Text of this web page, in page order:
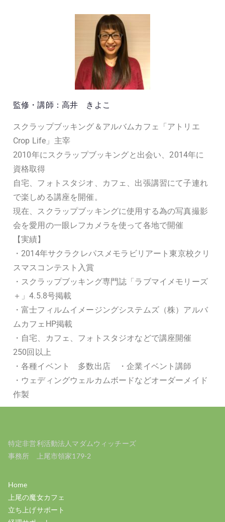
監修・講師：高井 きよこ
スクラップブッキング＆アルバムカフェ「アトリエ
Crop Life」主宰
2010年にスクラップブッキングと出会い、2014年に
資格取得
自宅、フォトスタジオ、カフェ、出張講習にて子連れ
で楽しめる講座を開催。
現在、スクラップブッキングに使用する為の写真撮影
会を愛用の一眼レフカメラを使って各地で開催
【実績】
・2014年サクラクレパスメモラビリアート東京校クリ
スマスコンテスト入賞
・スクラップブッキング専門誌「ラブマイメモリーズ
＋」4.5.8号掲載
・富士フィルムイメージングシステムズ（株）アルバ
ムカフェHP掲載
・自宅、カフェ、フォトスタジオなどで講座開催
250回以上
・各種イベント 多数出店 ・企業イベント講師
・ウェディングウェルカムボードなどオーダーメイド
作製
特定非営利活動法人マダムウィッチーズ
事務所 上尾市領家179-2
Home
上尾の魔女カフェ
立ち上げサポート